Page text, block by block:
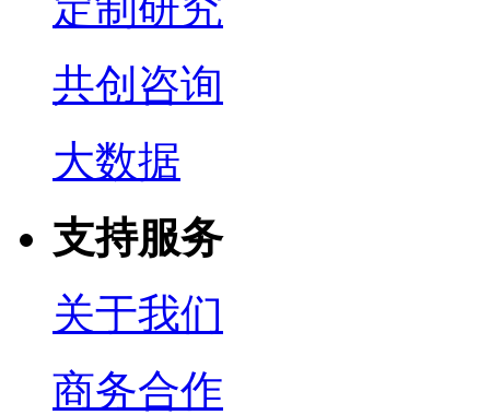
共创咨询
大数据
支持服务
关于我们
商务合作